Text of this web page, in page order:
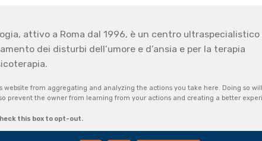
attivo a Roma dal 1996, è un centro ultraspecialistico
dei disturbi dell’umore e d’ansia e per la terapia
website from aggregating and analyzing the actions you take here. Doing so will
prevent the owner from learning from your actions and creating a better
this box to opt-out.